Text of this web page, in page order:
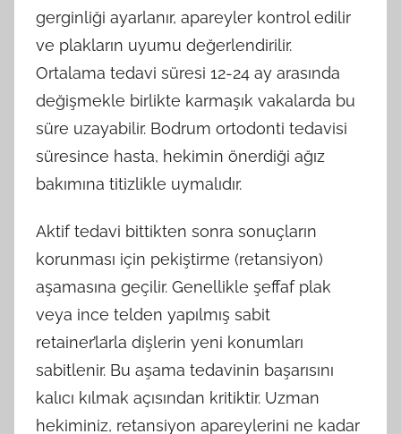
gerginliği ayarlanır, apareyler kontrol edilir
ve plakların uyumu değerlendirilir.
Ortalama tedavi süresi 12-24 ay arasında
değişmekle birlikte karmaşık vakalarda bu
süre uzayabilir. Bodrum ortodonti tedavisi
süresince hasta, hekimin önerdiği ağız
bakımına titizlikle uymalıdır.
Aktif tedavi bittikten sonra sonuçların
korunması için pekiştirme (retansiyon)
aşamasına geçilir. Genellikle şeffaf plak
veya ince telden yapılmış sabit
retainer’larla dişlerin yeni konumları
sabitlenir. Bu aşama tedavinin başarısını
kalıcı kılmak açısından kritiktir. Uzman
hekiminiz, retansiyon apareylerini ne kadar